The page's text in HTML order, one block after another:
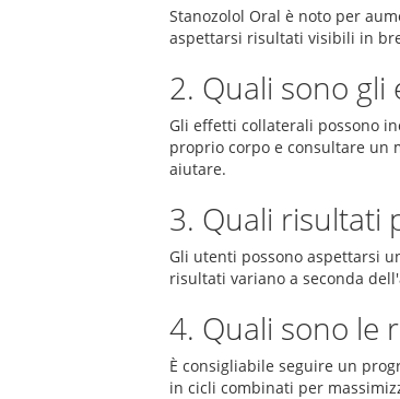
Stanozolol Oral è noto per
aspettarsi risultati visibili in
2. Quali sono gli
Gli effetti collaterali possono
proprio corpo e consultare un
aiutare.
3. Quali risultati
Gli utenti possono aspettarsi
risultati variano a seconda
4. Quali sono le
È consigliabile seguire un
in cicli combinati per